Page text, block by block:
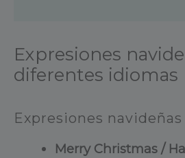
Expresiones
diferentes idiomas
Expresiones
Merry Christmas /